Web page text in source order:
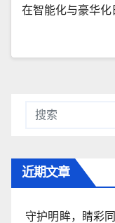
在智能化与豪华
近期文章
守护明眸，睛彩